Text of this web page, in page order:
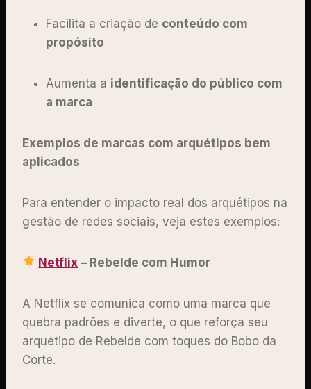
Facilita a criação de conteúdo com
propósito
Aumenta a identificação do público com
a marca
Exemplos de marcas com arquétipos bem
aplicados
Para entender o impacto real dos arquétipos na
gestão de redes sociais, veja estes exemplos:
Netflix – Rebelde com Humor
A Netflix se comunica como uma marca que
quebra padrões e diverte, o que reforça seu
arquétipo de Rebelde com toques do Bobo da
Corte.